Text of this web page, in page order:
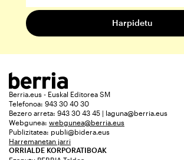
Berria.eus - Euskal Editorea SM
Telefonoa: 943 30 40 30
Bezero arreta: 943 30 43 45 | laguna@berria.eus
Webgunea: webgunea@berria.eus
Publizitatea: publi@bidera.eus
Harremanetan jarri
ORRIALDE KORPORATIBOAK